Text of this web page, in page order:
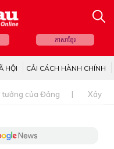
ភាសាខ្មែរ
HỘI CẢI CÁCH HÀNH CHÍNH
tưởng của Đảng Xây